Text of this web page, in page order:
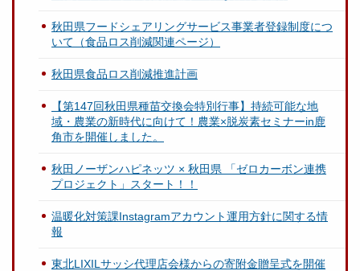
秋田県フードシェアリングサービス事業者登録制度につ
いて（食品ロス削減関連ページ）
秋田県食品ロス削減推進計画
【第147回秋田県種苗交換会特別行事】持続可能な地
域・農業の新時代に向けて！農業×脱炭素セミナーin鹿
角市を開催しました。
秋田ノーザンハピネッツ × 秋田県 「ゼロカーボン連携
プロジェクト」スタート！！
温暖化対策課Instagramアカウント運用方針に関する情
報
東北LIXILサッシ代理店会様からの寄附金贈呈式を開催